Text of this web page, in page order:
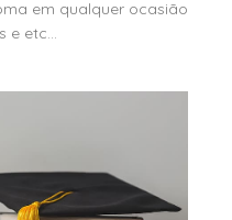
em qualquer ocasião
e etc…